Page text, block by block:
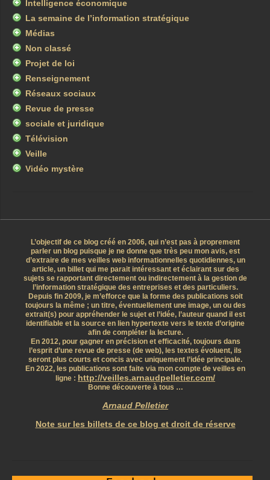
Intelligence économique
La semaine de l’information stratégique
Médias
Non classé
Projet de loi
Renseignement
Réseaux sociaux
Revue de presse
sociale et juridique
Télévision
Veille
Vidéo mystère
L’objectif de ce blog créé en 2006, qui n’est pas à proprement
parler un blog puisque je ne donne que très peu mon avis, est
d’extraire de mes veilles web informationnelles quotidiennes, un
article, un billet qui me parait intéressant et éclairant sur des
sujets se rapportant directement ou indirectement à la gestion de
l’information stratégique des entreprises et des particuliers.
Depuis fin 2009, je m’efforce que la forme des publications soit
toujours la même ; un titre, éventuellement une image, un ou des
extrait(s) pour appréhender le sujet et l’idée, l’auteur quand il est
identifiable et la source en lien hypertexte vers le texte d’origine
afin de compléter la lecture.
En 2012, pour gagner en précision et efficacité, toujours dans
l’esprit d’une revue de presse (de web), les textes évoluent, ils
seront plus courts et concis avec uniquement l’idée principale.
En 2022, les publications sont faite via mon compte de veilles en
ligne : http://veilles.arnaudpelletier.com/
Bonne découverte à tous …
Arnaud Pelletier
Note sur les billets de ce blog et droit de réserve